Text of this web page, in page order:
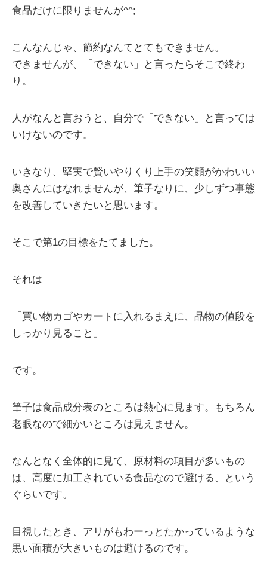
食品だけに限りませんが^^;
こんなんじゃ、節約なんてとてもできません。
できませんが、「できない」と言ったらそこで終わ
り。
人がなんと言おうと、自分で「できない」と言っては
いけないのです。
いきなり、堅実で賢いやりくり上手の笑顔がかわいい
奥さんにはなれませんが、筆子なりに、少しずつ事態
を改善していきたいと思います。
そこで第1の目標をたてました。
それは
「買い物カゴやカートに入れるまえに、品物の値段を
しっかり見ること」
です。
筆子は食品成分表のところは熱心に見ます。もちろん
老眼なので細かいところは見えません。
なんとなく全体的に見て、原材料の項目が多いもの
は、高度に加工されている食品なので避ける、という
ぐらいです。
目視したとき、アリがもわーっとたかっているような
黒い面積が大きいものは避けるのです。